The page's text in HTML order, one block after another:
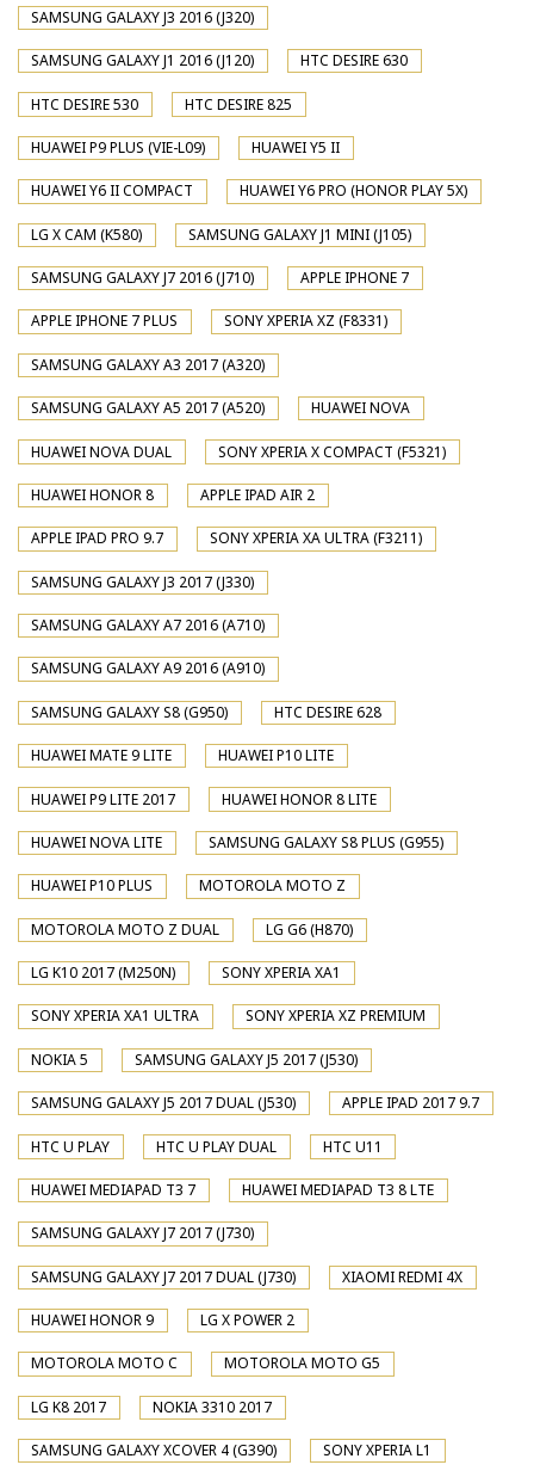
SAMSUNG GALAXY J3 2016 (J320)
SAMSUNG GALAXY J1 2016 (J120) HTC DESIRE 630
HTC DESIRE 530 HTC DESIRE 825
HUAWEI P9 PLUS (VIE-L09) HUAWEI Y5 II
HUAWEI Y6 II COMPACT HUAWEI Y6 PRO (HONOR PLAY 5X)
LG X CAM (K580) SAMSUNG GALAXY J1 MINI (J105)
SAMSUNG GALAXY J7 2016 (J710) APPLE IPHONE 7
APPLE IPHONE 7 PLUS SONY XPERIA XZ (F8331)
SAMSUNG GALAXY A3 2017 (A320)
SAMSUNG GALAXY A5 2017 (A520) HUAWEI NOVA
HUAWEI NOVA DUAL SONY XPERIA X COMPACT (F5321)
HUAWEI HONOR 8 APPLE IPAD AIR 2
APPLE IPAD PRO 9.7 SONY XPERIA XA ULTRA (F3211)
SAMSUNG GALAXY J3 2017 (J330)
SAMSUNG GALAXY A7 2016 (A710)
SAMSUNG GALAXY A9 2016 (A910)
SAMSUNG GALAXY S8 (G950) HTC DESIRE 628
HUAWEI MATE 9 LITE HUAWEI P10 LITE
HUAWEI P9 LITE 2017 HUAWEI HONOR 8 LITE
HUAWEI NOVA LITE SAMSUNG GALAXY S8 PLUS (G955)
HUAWEI P10 PLUS MOTOROLA MOTO Z
MOTOROLA MOTO Z DUAL LG G6 (H870)
LG K10 2017 (M250N) SONY XPERIA XA1
SONY XPERIA XA1 ULTRA SONY XPERIA XZ PREMIUM
NOKIA 5 SAMSUNG GALAXY J5 2017 (J530)
SAMSUNG GALAXY J5 2017 DUAL (J530) APPLE IPAD 2017 9.7
HTC U PLAY HTC U PLAY DUAL HTC U11
HUAWEI MEDIAPAD T3 7 HUAWEI MEDIAPAD T3 8 LTE
SAMSUNG GALAXY J7 2017 (J730)
SAMSUNG GALAXY J7 2017 DUAL (J730) XIAOMI REDMI 4X
HUAWEI HONOR 9 LG X POWER 2
MOTOROLA MOTO C MOTOROLA MOTO G5
LG K8 2017 NOKIA 3310 2017
SAMSUNG GALAXY XCOVER 4 (G390) SONY XPERIA L1